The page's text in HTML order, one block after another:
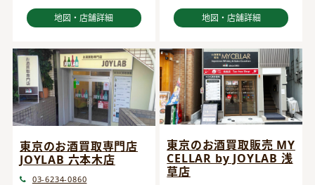
地図・店舗詳細 地図・店舗詳細
東京のお酒買取専門店
JOYLAB 六本木店
03-6234-0860
東京のお酒買取販売 MY
CELLAR by JOYLAB 浅
草店